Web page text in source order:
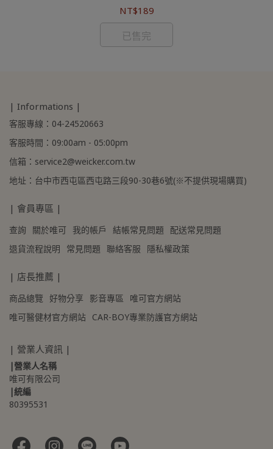
NT$189
已售完
| Informations |
客服專線：04-24520663
客服時間：09:00am - 05:00pm
信箱：service2@weicker.com.tw
地址：台中市西屯區西屯路三段90-30巷6號(※不提供現場購買)
| 會員專區 |
查詢 關於唯可 我的帳戶 結帳常見問題 配送常見問題
退貨流程說明 常見問題 聯絡客服 隱私權政策
| 店長推薦 |
商品總覽 好物分享 影音專區 唯可官方網站
唯可醫健材官方網站 CAR-BOY專業防護官方網站
| 營業人資訊 |
|營業人名稱
唯可有限公司
|統編
80395531